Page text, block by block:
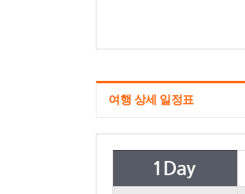
여행 상세 일정표